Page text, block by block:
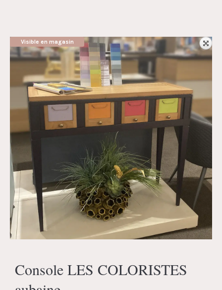
AUBAINE !
Visible en magasin
Console LES COLORISTES